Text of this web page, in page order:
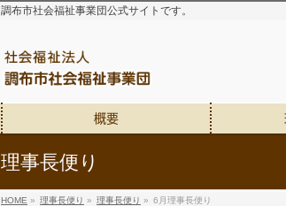
調布市社会福祉事業団公式サイトです。
概要
理事長便り
HOME » 理事長便り » 理事長便り » 6月理事長便り